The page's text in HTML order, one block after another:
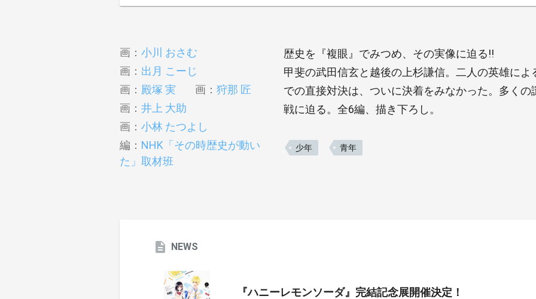
画： 小川 おさむ
画： 出月 こーじ
画： 殿塚 実 画： 狩那 匠
画： 井上 大助
画： 小林 たつよし
編： NHK「その時歴史が動い
た」取材班
歴史を『複眼』でみつめ、その実像に迫る!!
甲斐の武田信玄と越後の上杉謙信。二人の英雄に
での直接対決は、ついに決着をみなかった。多く
戦に迫る。全6編、描き下ろし。
少年 青年
NEWS
『ハニーレモンソーダ』完結記念展開催決定！